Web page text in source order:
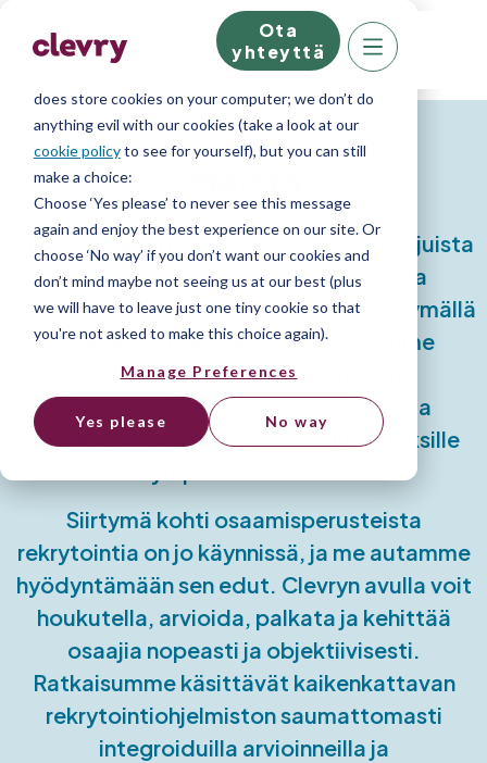
We know right? These cookie pop-ups can really
ruin your visit, so we’ll make this quick. This website
does store cookies on your computer; we don’t do
anything evil with our cookies (take a look at our
cookie policyto see for yourself), but you can still
make a choice:
Choose ‘Yes please’ to never see this message
again and enjoy the best experience on our site. Or
choose ‘No way’ if you don’t want our cookies and
don’t mind maybe not seeing us at our best (plus
we will have to leave just one tiny cookie so that
you're not asked to make this choice again).
Manage Preferences
Yes please No way
Ota
yhteyttä
Missiomme on nopeuttaa maailmanlaajuista
siirtymää kohti osaamisperusteista
rekrytointia (skills first-hiring). Keskittymällä
pehmeisiin ja koviin taitoihin teemme
työnhakijoiden ja työnantajien
yhteensovittamisesta helpompaa ja
tehokkaampaa kaikenkokoisille yrityksille
Siirtymä kohti osaamisperusteista
rekrytointia on jo käynnissä, ja me autamme
hyödyntämään sen edut. Clevryn avulla voit
houkutella, arvioida, palkata ja kehittää
osaajia nopeasti ja objektiivisesti.
Ratkaisumme käsittävät kaikenkattavan
rekrytointiohjelmiston saumattomasti
integroiduilla arvioinneilla ja